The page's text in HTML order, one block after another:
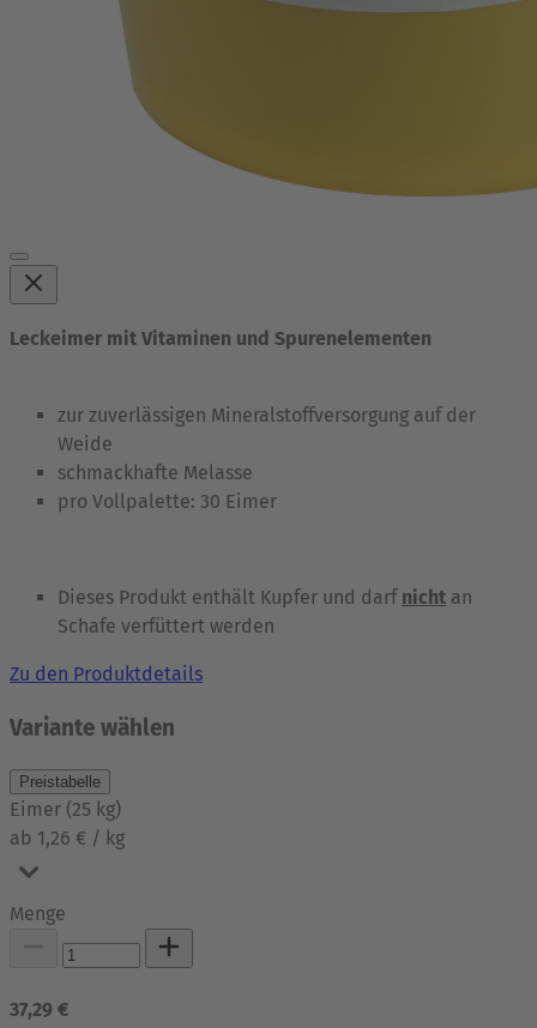
Leckeimer mit Vitaminen und Spurenelementen
zur zuverlässigen Mineralstoffversorgung auf der
Weide
schmackhafte Melasse
pro Vollpalette: 30 Eimer
Dieses Produkt enthält Kupfer und darf nicht an
Schafe verfüttert werden
Zu den Produktdetails
Variante wählen
Preistabelle
Eimer (25 kg)
ab 1,26 € / kg
Menge
37,29 €